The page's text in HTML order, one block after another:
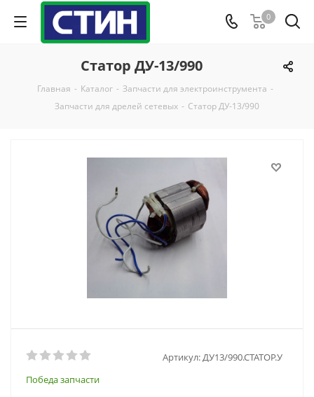
0
Статор ДУ-13/990
Главная - Каталог - Запчасти для электроинструмента -
Запчасти для дрелей сетевых - Статор ДУ-13/990
Артикул: ДУ13/990.СТАТОР.У
Победа запчасти